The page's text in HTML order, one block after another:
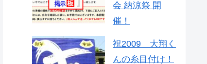
会 納涼祭 開
催！
祝2009 大翔く
んの糸目付け！